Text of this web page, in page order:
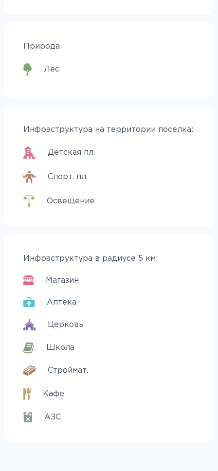
Природа
Лес
Инфраструктура на территории поселка:
Детская пл.
Спорт. пл.
Освещение
Инфраструктура в радиусе 5 км:
Магазин
Аптека
Церковь
Школа
Строймат.
Кафе
АЗС